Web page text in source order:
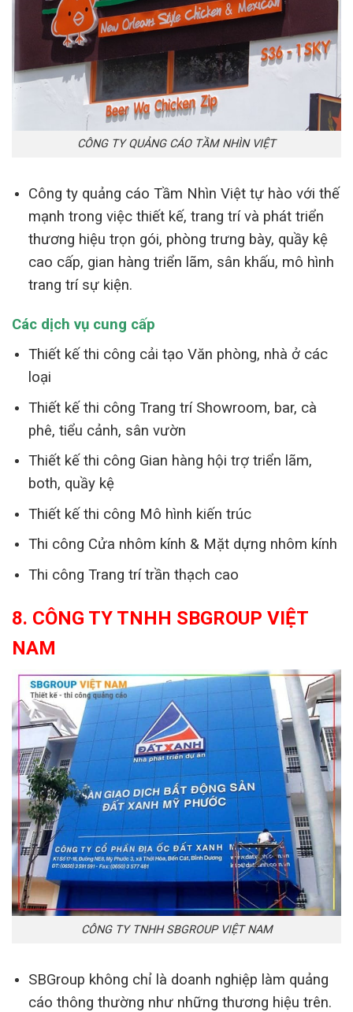
CÔNG TY QUẢNG CÁO TẦM NHÌN VIỆT
Công ty quảng cáo Tầm Nhìn Việt tự hào với thế
mạnh trong việc thiết kế, trang trí và phát triển
thương hiệu trọn gói, phòng trưng bày, quầy kệ
cao cấp, gian hàng triển lãm, sân khấu, mô hình
trang trí sự kiện.
Các dịch vụ cung cấp
Thiết kế thi công cải tạo Văn phòng, nhà ở các
loại
Thiết kế thi công Trang trí Showroom, bar, cà
phê, tiểu cảnh, sân vườn
Thiết kế thi công Gian hàng hội trợ triển lãm,
both, quầy kệ
Thiết kế thi công Mô hình kiến trúc
Thi công Cửa nhôm kính & Mặt dựng nhôm kính
Thi công Trang trí trần thạch cao
8. CÔNG TY TNHH SBGROUP VIỆT
NAM
CÔNG TY TNHH SBGROUP VIỆT NAM
SBGroup không chỉ là doanh nghiệp làm quảng
cáo thông thường như những thương hiệu trên.